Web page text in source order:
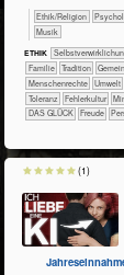
​​​​​​​​​​Ethik/​Religion
Musik
ETHIK
​​​​​​​​​​​Familie
​​​​​​​​​​​Tradition
​​​​​​​Menschenrechte
​​​​​Umwelt
​​​Toleranz
​​Fehlerkultur
DAS GLÜCK
Freude
(1)